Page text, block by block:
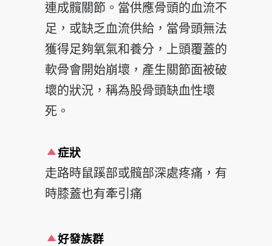
連成髖關節。當供應骨頭的血流不
足，或缺乏血流供給，當骨頭無法
獲得足夠氧氣和養分，上頭覆蓋的
軟骨會開始崩壞，產生關節面被破
壞的狀況，稱為股骨頭缺血性壞
死。
症狀
走路時鼠蹊部或髖部深處疼痛，有
時膝蓋也有牽引痛
好發族群